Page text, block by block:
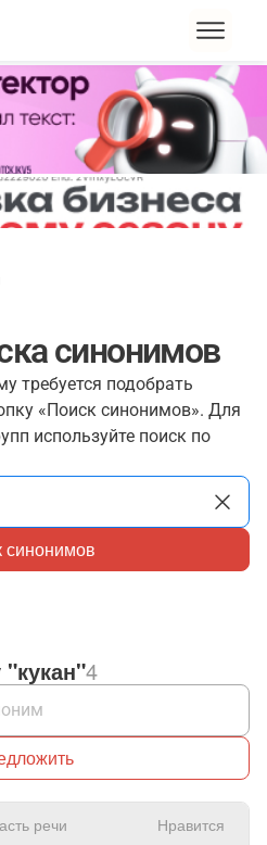
синонимов
требуется подобрать
«Поиск синонимов». Для
используйте поиск по
синонимов
4
речи Нравится